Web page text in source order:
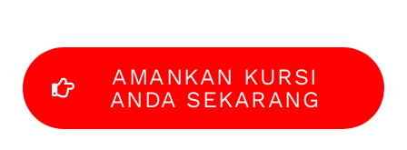
AMANKAN KURSI
ANDA SEKARANG